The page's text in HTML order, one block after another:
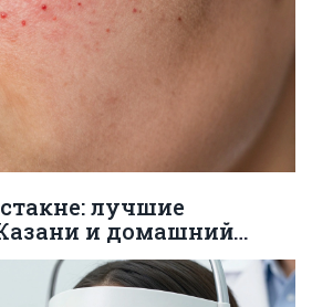
лучшие
и домашний